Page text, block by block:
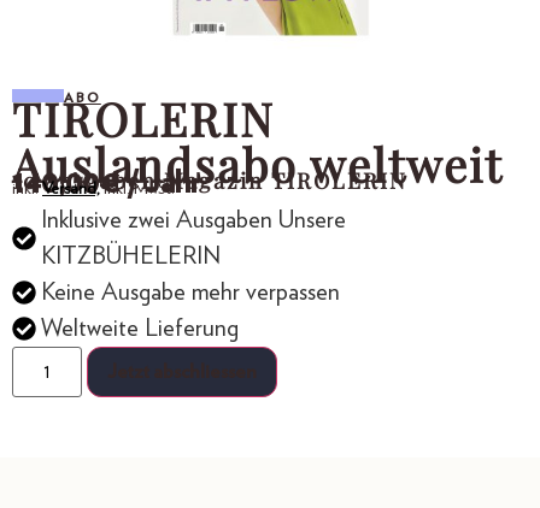
ABO
TIROLERIN
Auslandsabo weltweit
10 Ausgaben Magazin TIROLERIN
140,00€ / Jahr
inkl.Versand,inkl. MwSt.
Inklusive zwei Ausgaben Unsere
KITZBÜHELERIN
Keine Ausgabe mehr verpassen
Weltweite Lieferung